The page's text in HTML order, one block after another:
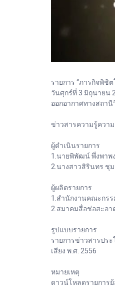
รายการ “ภารกิจพิชิต
วันศุกร์ที่ 3 มิถุนายน
ออกอากาศทางสถา
ข่าวสารความรู้ควา
ผู้ดำเนินรายการ
1.นายพิพัฒน์ พึ่งพาพ
2.นางสาวสิรินทร ชุม
ผู้ผลิตรายการ
1.สำนักงานคณะกร
2.สมาคมสื่อช่อสะอา
รูปแบบรายการ
รายการข่าวสารปร
เสียง พ.ศ. 2556
หมายเหตุ
ดาวน์โหลดรายการ